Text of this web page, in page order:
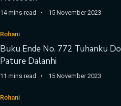
14 mins read 15 November 2023
Rohani
Buku Ende No. 772 Tuhanku Do
Pature Dalanhi
11 mins read 15 November 2023
Rohani